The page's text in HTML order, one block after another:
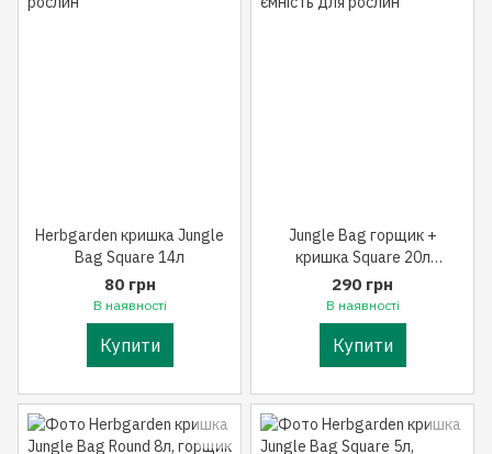
Herbgarden кришка Jungle
Bag Square 14л
80 грн
В наявності
Купити
Jungle Bag горщик +
кришка Square 20л
26x26x30
290 грн
В наявності
Купити